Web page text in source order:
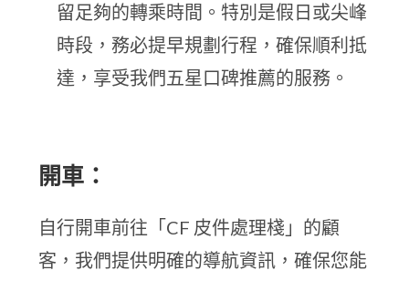
留足夠的轉乘時間。特別是假日或尖峰
時段，務必提早規劃行程，確保順利抵
達，享受我們五星口碑推薦的服務。
開車：
自行開車前往「CF 皮件處理棧」的顧
客，我們提供明確的導航資訊，確保您能